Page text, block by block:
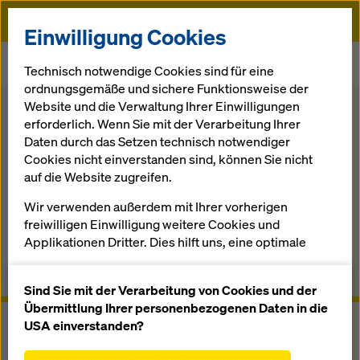
Doka
Schalung
Systemkomponenten Schalung
Schalungsanker / Aufhängekonen
Zurück zur Übersicht Shop
Schalungsanker und
Aufhängekonen
Sichere Ankertechnik für alle Schalungsaufgaben
Überblick
Einwilligung Cookies
Technisch notwendige Cookies sind für eine
ordnungsgemäße und sichere Funktionsweise der
Website und die Verwaltung Ihrer Einwilligungen
erforderlich. Wenn Sie mit der Verarbeitung Ihrer
Daten durch das Setzen technisch notwendiger
Cookies nicht einverstanden sind, können Sie nicht
auf die Website zugreifen.
Wir verwenden außerdem mit Ihrer vorherigen
freiwilligen Einwilligung weitere Cookies und
Applikationen Dritter. Dies hilft uns, eine optimale
die Funktionalität unserer Website ständig zu
verbessern (Funktionale und Statistik Cookies),
Sind Sie mit der Verarbeitung von Cookies und der
Übermittlung Ihrer personenbezogenen Daten in die
USA einverstanden?